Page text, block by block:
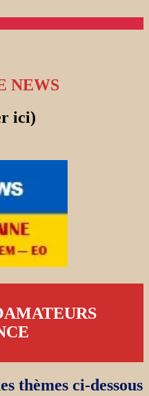
NEWS
ici)
thèmes ci-dessous